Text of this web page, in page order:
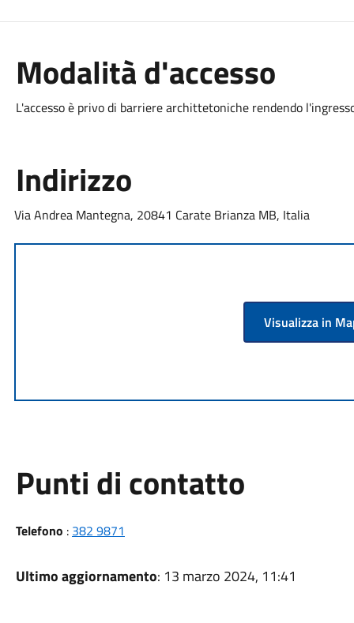
Modalità d'accesso
L'accesso è privo di barriere archittetoniche rendendo
Indirizzo
Via Andrea Mantegna, 20841 Carate Brianza MB, Italia
Visualizza in
Punti di contatto
Telefono : 382 9871
Ultimo aggiornamento: 13 marzo 2024, 11:41